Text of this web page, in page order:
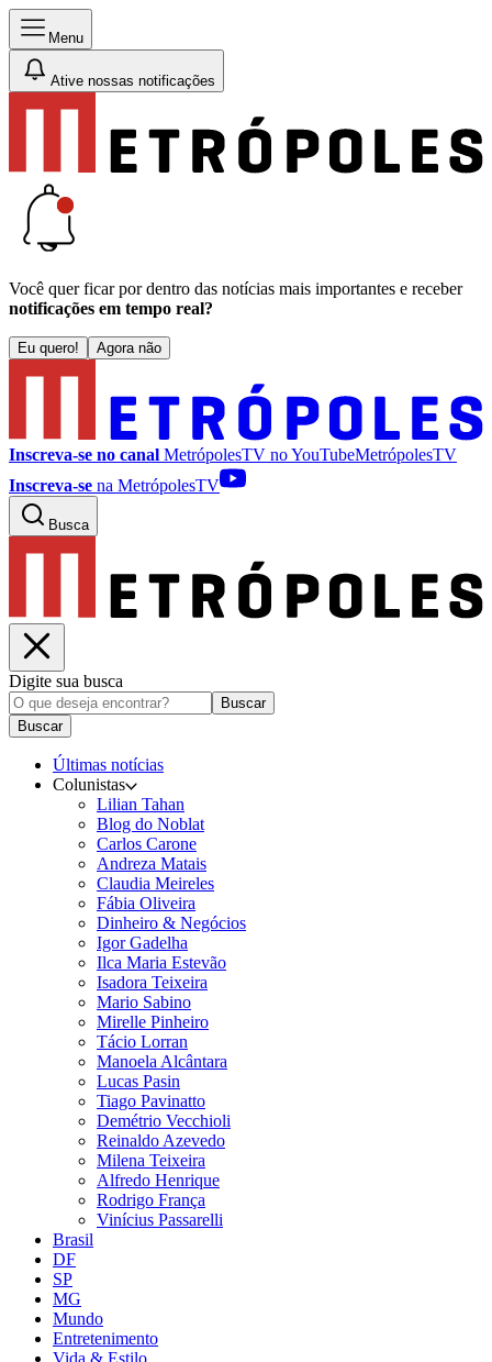
Menu
Ative nossas notificações
Você quer ficar por dentro das notícias mais importantes e receber
notificações em tempo real?
Eu quero! Agora não
Inscreva-se no canal MetrópolesTV noYouTubeMetrópolesTV
Inscreva-se na MetrópolesTV
Busca
Digite sua busca
Buscar
Buscar
Últimas notícias
Colunistas
Lilian Tahan
Blog do Noblat
Carlos Carone
Andreza Matais
Claudia Meireles
Fábia Oliveira
Dinheiro & Negócios
Igor Gadelha
Ilca Maria Estevão
Isadora Teixeira
Mario Sabino
Mirelle Pinheiro
Tácio Lorran
Manoela Alcântara
Lucas Pasin
Tiago Pavinatto
Demétrio Vecchioli
Reinaldo Azevedo
Milena Teixeira
Alfredo Henrique
Rodrigo França
Vinícius Passarelli
Brasil
DF
SP
MG
Mundo
Entretenimento
Vida & Estilo